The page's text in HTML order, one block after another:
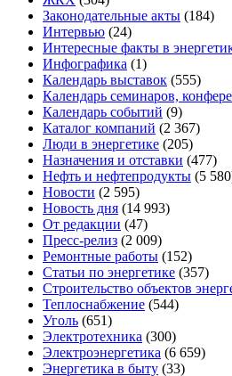
Законодательные акты (184)
Интервью (24)
Интересные факты в
Инфографика (1)
Календарь выставок (555)
Календарь семинаров,
Календарь событий (9)
Каталог компаний (2 367)
Люди в энергетике (205)
Назначения и отставки (477)
Нефть и нефтепродукты (5
Новости (2 595)
Новость дня (14 993)
От редакции (47)
Пресс-релиз (2 009)
Ремонтные работы (152)
Статьи по энергетике (357)
Строительство объектов
Теплоснабжение (544)
Уголь (651)
Электротехника (300)
Электроэнергетика (6 659)
Энергетика в быту (33)